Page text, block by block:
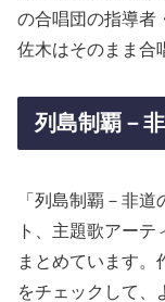
の合唱団の指導者
佐木はそのまま合
列島制覇－
「列島制覇－非
ト、主題歌アー
まとめています。
をチェックして、